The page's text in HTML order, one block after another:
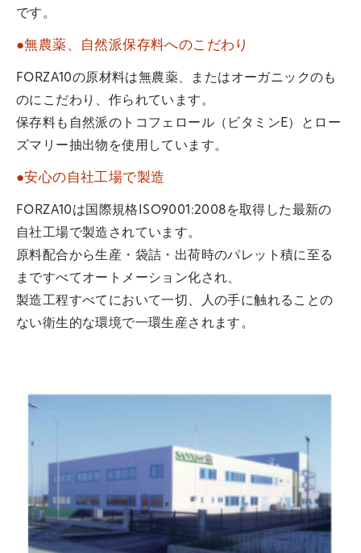
です。
●無農薬、自然派保存料へのこだわり
FORZA10の原材料は無農薬、またはオーガニックのも
のにこだわり、作られています。
保存料も自然派のトコフェロール（ビタミンE）とロー
ズマリー抽出物を使用しています。
●安心の自社工場で製造
FORZA10は国際規格ISO9001:2008を取得した最新の
自社工場で製造されています。
原料配合から生産・袋詰・出荷時のパレット積に至る
まですべてオートメーション化され、
製造工程すべてにおいて一切、人の手に触れることの
ない衛生的な環境で一環生産されます。